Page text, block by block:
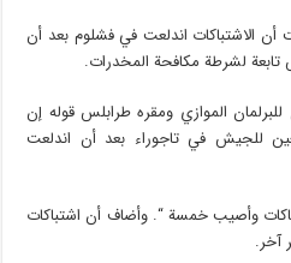
أن الاشتباكات اندلعت في فشلوم بعد أن
لشرطة مكافحة المخدرات.
الموازي ومقره طرابلس قوله إن
للجيش في تاجوراء بعد أن اندلعت
وأصيب خمسة “. وأضاف أن اشتباكات
آخر.